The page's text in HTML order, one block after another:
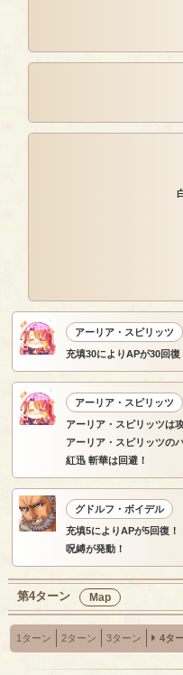
アーリア・スピリッツ
充填30によりAPが30回復
アーリア・スピリッツ
アーリア・スピリッツは
アーリア・スピリッツの
紅迅 斬華は回避！
グドルフ・ボイデル
充填5によりAPが5回復！
呪縛が発動！
第4ターン Map
1ターン 2ターン 3ターン 4タ